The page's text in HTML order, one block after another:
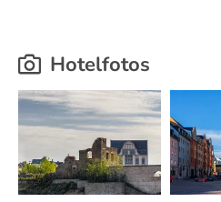
Hotelfotos